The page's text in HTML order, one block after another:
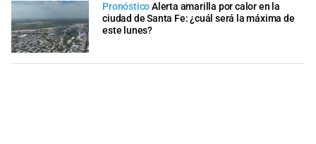
PronósticoAlerta amarilla por calor en la
ciudad de Santa Fe: ¿cuál será la máxima de
este lunes?